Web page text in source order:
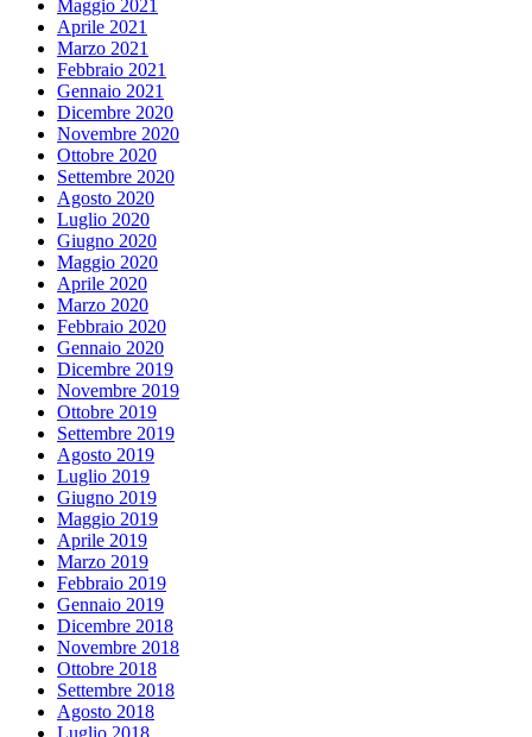
Maggio 2021
Aprile 2021
Marzo 2021
Febbraio 2021
Gennaio 2021
Dicembre 2020
Novembre 2020
Ottobre 2020
Settembre 2020
Agosto 2020
Luglio 2020
Giugno 2020
Maggio 2020
Aprile 2020
Marzo 2020
Febbraio 2020
Gennaio 2020
Dicembre 2019
Novembre 2019
Ottobre 2019
Settembre 2019
Agosto 2019
Luglio 2019
Giugno 2019
Maggio 2019
Aprile 2019
Marzo 2019
Febbraio 2019
Gennaio 2019
Dicembre 2018
Novembre 2018
Ottobre 2018
Settembre 2018
Agosto 2018
Luglio 2018